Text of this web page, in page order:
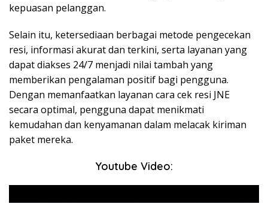
kepuasan pelanggan.
Selain itu, ketersediaan berbagai metode pengecekan
resi, informasi akurat dan terkini, serta layanan yang
dapat diakses 24/7 menjadi nilai tambah yang
memberikan pengalaman positif bagi pengguna.
Dengan memanfaatkan layanan cara cek resi JNE
secara optimal, pengguna dapat menikmati
kemudahan dan kenyamanan dalam melacak kiriman
paket mereka.
Youtube Video: